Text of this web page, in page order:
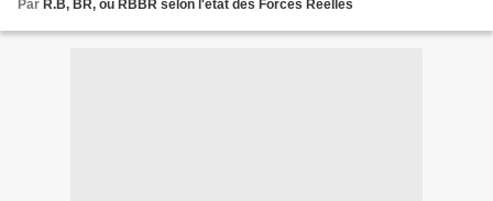
Par R.B, BR, ou RBBR selon l'état des Forces Réelles